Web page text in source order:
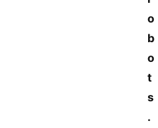
o
b
o
t
s
.